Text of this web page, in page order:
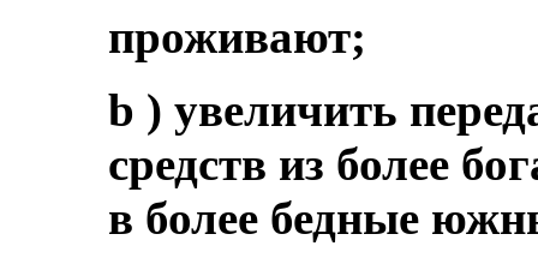
проживают;
b ) увеличить
средств из более
в более бедные